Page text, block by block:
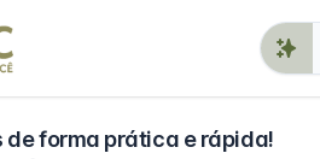
forma prática e rápida!